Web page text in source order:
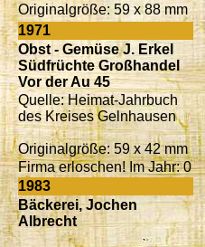
Originalgröße: 59 x 88 mm
1971
Obst - Gemüse J. Erkel
Südfrüchte Großhandel
Vor der Au 45
Quelle: Heimat-Jahrbuch
des Kreises Gelnhausen
Originalgröße: 59 x 42 mm
Firma erloschen! Im Jahr: 0
1983
Bäckerei, Jochen
Albrecht